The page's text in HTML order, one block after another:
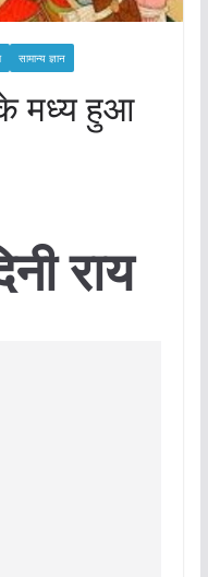
सामान्य ज्ञान
मध्य हुआ
राय